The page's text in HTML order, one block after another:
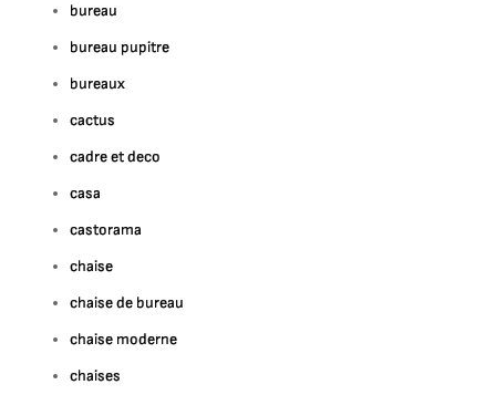
bureau
bureau pupitre
bureaux
cactus
cadre et deco
casa
castorama
chaise
chaise de bureau
chaise moderne
chaises